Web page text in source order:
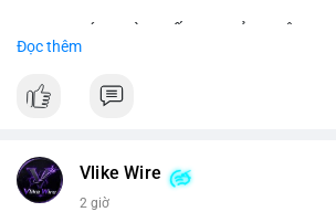
CASHCAT, SUI, TAO xuất hiện nhiều trong
hấp dẫn. Bàn tán về SPCX và SAGA cũng
SAGA", "short SPCX", và "đã ngồi ăn ở
đăng Binance Square). Tin tức về BIP-110
Đọc thêm
Vlike Wire
2 giờ